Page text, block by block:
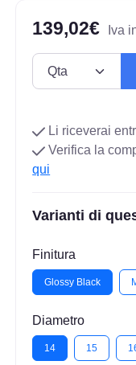
139,02€ Iva
Li riceverai
Verifica la
qui
Varianti di
Finitura
Glossy Black
Diametro
14 15